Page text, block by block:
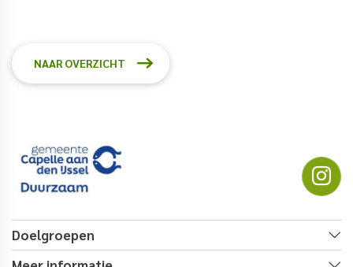
NAAR OVERZICHT
Doelgroepen